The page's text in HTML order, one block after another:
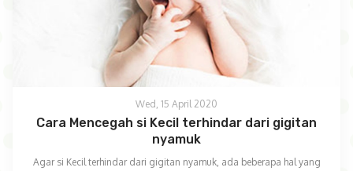
Wed, 15 April 2020
Cara Mencegah si Kecil terhindar dari gigitan
nyamuk
Agar si Kecil terhindar dari gigitan nyamuk, ada beberapa hal yang